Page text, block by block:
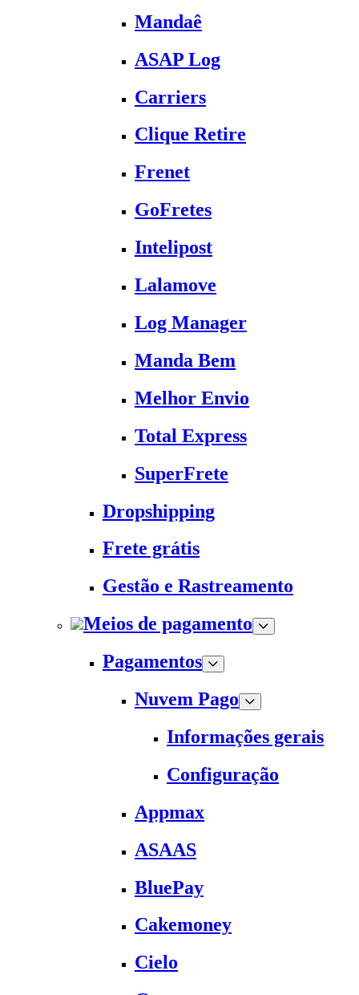
Mandaê
ASAP Log
Carriers
Clique Retire
Frenet
GoFretes
Intelipost
Lalamove
Log Manager
Manda Bem
Melhor Envio
Total Express
SuperFrete
Dropshipping
Frete grátis
Gestão e Rastreamento
Meios de pagamento
Pagamentos
Nuvem Pago
Informações gerais
Configuração
Appmax
ASAAS
BluePay
Cakemoney
Cielo